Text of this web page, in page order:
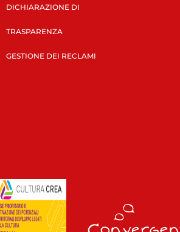
DICHIARAZIONE DI
TRASPARENZA
GESTIONE DEI RECLAMI